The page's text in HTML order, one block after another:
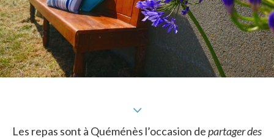
Les repas sont à Quéménès l’occasion departager des